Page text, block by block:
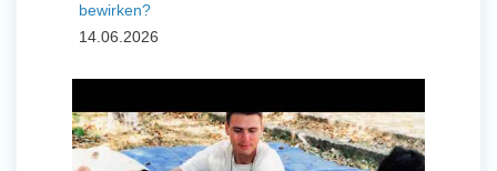
bewirken?
14.06.2026